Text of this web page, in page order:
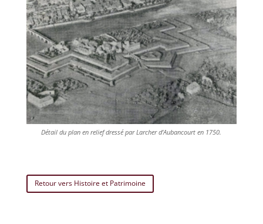
Détail du plan en relief dressé par Larcher d’Aubancourt en 1750.
Retour vers Histoire et Patrimoine